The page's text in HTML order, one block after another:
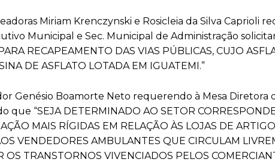
Miriam Krenczynski e Rosicleia da Silva Caprioli
Municipal e Sec. Municipal de Administração
RECAPEAMENTO DAS VIAS PÚBLICAS, CUJO
DE ASFLATO LOTADA EM IGUATEMI.”
Genésio Boamorte Neto requerendo à Mesa Diretora
“SEJA DETERMINADO AO SETOR
MAIS RÍGIDAS EM RELAÇÃO ÀS LOJAS DE
VENDEDORES AMBULANTES QUE CIRCULAM
TRANSTORNOS VIVENCIADOS PELOS